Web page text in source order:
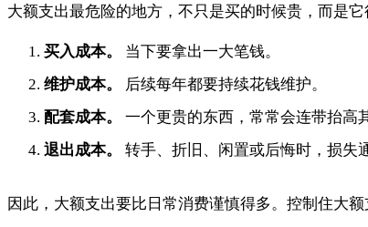
大额支出最危险的地方，不只是买的时候贵，而是它
买入成本。
当下要拿出一大笔钱。
维护成本。
后续每年都要持续花钱维护。
配套成本。
一个更贵的东西，常常会连带抬高
退出成本。
转手、折旧、闲置或后悔时，损失
因此，大额支出要比日常消费谨慎得多。控制住大